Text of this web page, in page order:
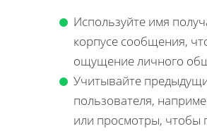
Используйте имя
корпусе сообщения,
ощущение личного
Учитывайте
пользователя,
или просмотры, чтобы